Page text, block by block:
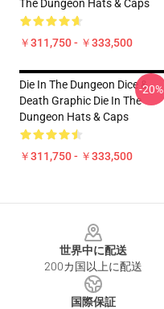
The Dungeon Hats & Caps
￥311,750 - ￥333,500
Die In The Dungeon Dice &
Death Graphic Die In The
Dungeon Hats & Caps
￥311,750 - ￥333,500
-20%
世界中に配送
200カ国以上に配送
国際保証